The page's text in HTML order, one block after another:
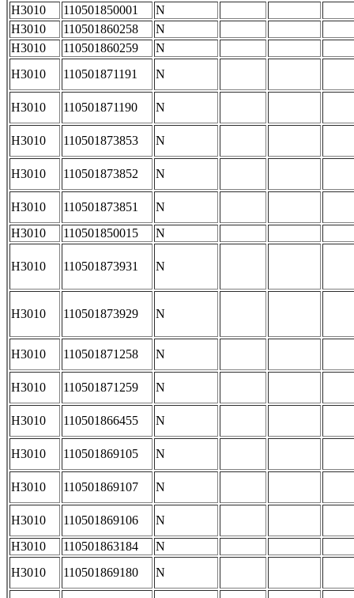
H3010
110501850001
N
H3010
110501860258
N
H3010
110501860259
N
H3010
110501871191 N
H3010 110501871190 N
H3010 110501873853 N
H3010 110501873852 N
H3010 110501873851
N
H3010
110501850015 N
H3010 110501873931 N
H3010 110501873929 N
H3010 110501871258 N
H3010 110501871259 N
H3010 110501866455 N
H3010 110501869105 N
H3010 110501869107 N
H3010 110501869106
N
H3010
110501863184
N
H3010
110501869180 N